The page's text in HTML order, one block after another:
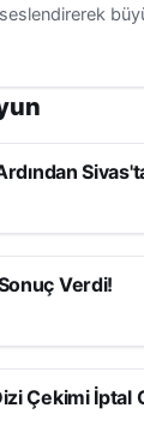
mirasını
Verdi!
Çekimi İptal